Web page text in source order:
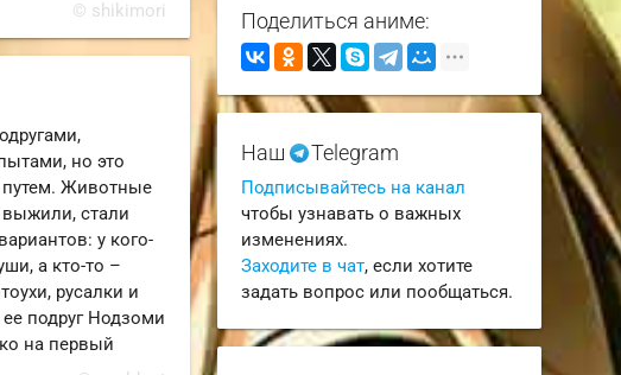
© shikimori
но это
путем. Животные
стали
у кого-
а кто-то –
русалки и
подруг Нодзоми
на первый
Поделиться аниме:
Наш Telegram
Подписывайтесь на канал
чтобы узнавать о важных
изменениях.
Заходите в чат, если хотите
задать вопрос или пообщаться.